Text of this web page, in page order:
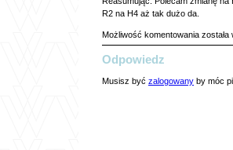
R2 na H4 aż tak dużo da.
Możliwość komentowania H4
została
Odpowiedz
Musisz być zalogowany by móc